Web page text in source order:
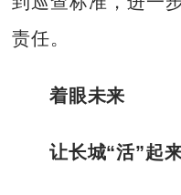
责任。
着眼未来
让长城“活”起